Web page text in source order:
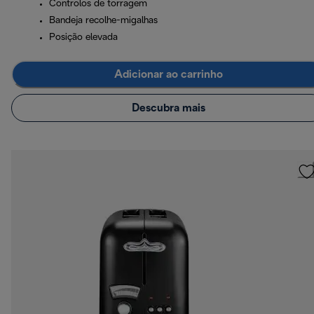
Controlos de torragem
Bandeja recolhe-migalhas
Posição elevada
Adicionar ao carrinho
Descubra mais